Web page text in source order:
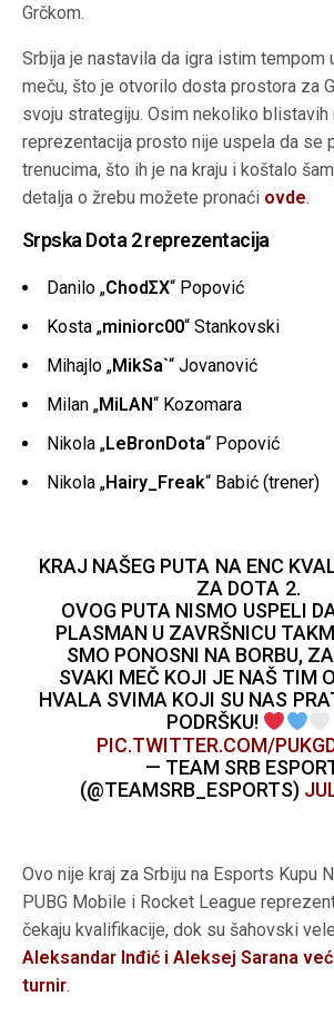
Grčkom.
Srbija je nastavila da igra istim tempom
meču, što je otvorilo dosta prostora za
svoju strategiju. Osim nekoliko blistavih
reprezentacija prosto nije uspela da se
trenucima, što ih je na kraju i koštalo
detalja o žrebu možete pronaći ovde.
Srpska Dota 2 reprezentacija
Danilo „ChodΣX“ Popović
Kosta „miniorc00“ Stankovski
Mihajlo „MikSa`“ Jovanović
Milan „MiLAN“ Kozomara
Nikola „LeBronDota“ Popović
Nikola „Hairy_Freak“ Babić (trener)
KRAJ NAŠEG PUTA NA ENC
ZA DOTA 2.
OVOG PUTA NISMO USPELI
PLASMAN U ZAVRŠNICU
SMO PONOSNI NA BORBU,
SVAKI MEČ KOJI JE NAŠ TIM
HVALA SVIMA KOJI SU NAS
PODRŠKU!
PIC.TWITTER.COM/
— TEAM SRB
(@TEAMSRB_ESPORTS)
Ovo nije kraj za Srbiju na Esports Kupu
PUBG Mobile i Rocket League
čekaju kvalifikacije, dok su šahovski
Aleksandar Inđić i Aleksej Sarana
turnir.